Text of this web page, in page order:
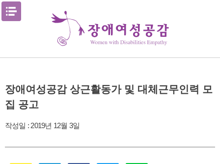
Skip
장애여성공감 상근활동가 및 대체근무인력 모
집 공고
작성일 : 2019년 12월 3일